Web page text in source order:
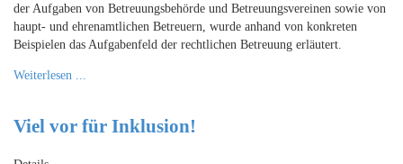
der Aufgaben von Betreuungsbehörde und Betreuungsvereinen sowie von
haupt- und ehrenamtlichen Betreuern, wurde anhand von konkreten
Beispielen das Aufgabenfeld der rechtlichen Betreuung erläutert.
Weiterlesen ...
Viel vor für Inklusion!